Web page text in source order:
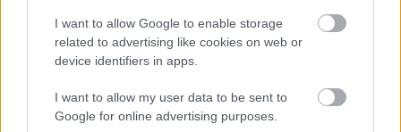
I want to allow Google to enable storage
related to advertising like cookies on web or
device identifiers in apps.
I want to allow my user data to be sent to
Google for online advertising purposes.